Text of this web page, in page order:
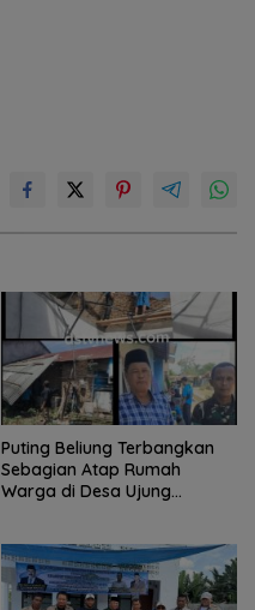
Puting Beliung Terbangkan
Sebagian Atap Rumah
Warga di Desa Ujung
Bantuan